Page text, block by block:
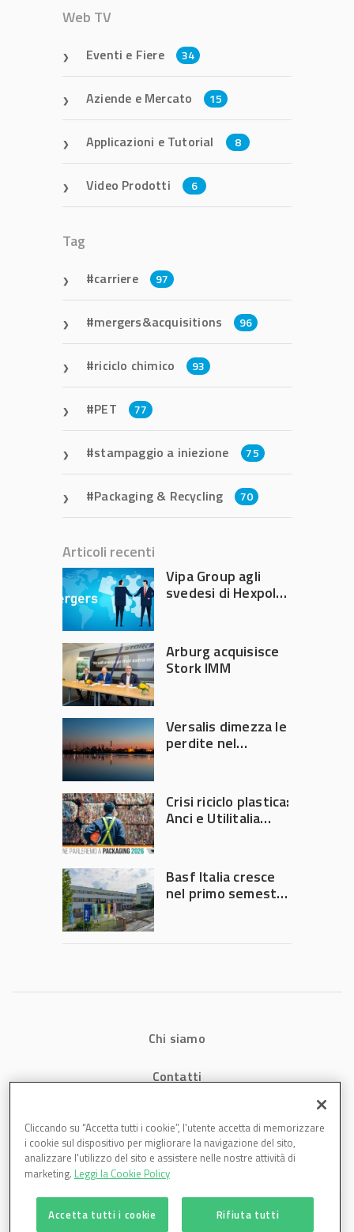
Web TV
Eventi e Fiere 34
Aziende e Mercato 15
Applicazioni e Tutorial 8
Video Prodotti 6
Tag
carriere 97
mergers&acquisitions 96
riciclo chimico 93
PET 77
stampaggio a iniezione 75
Packaging & Recycling 70
Articoli recenti
Vipa Group agli
svedesi di Hexpol
Arburg acquisisce
Stork IMM
Versalis dimezza le
perdite nel
Crisi riciclo plastica:
Anci e Utilitalia
Governo
Basf Italia cresce
nel primo semestre
Chi siamo
Contatti
Cookies
Cliccando su “Accetta tutti i cookie”, l'utente accetta di memorizzare
i cookie sul dispositivo per migliorare la navigazione del sito,
analizzare l'utilizzo del sito e assistere nelle nostre attività di
marketing. Leggi la Cookie Policy
Accetta tutti i cookie Rifiuta tutti